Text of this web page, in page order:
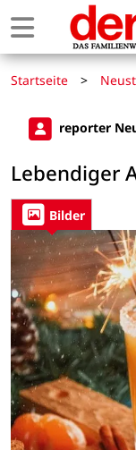
Startseite >
reporter
Lebendiger
Bilder